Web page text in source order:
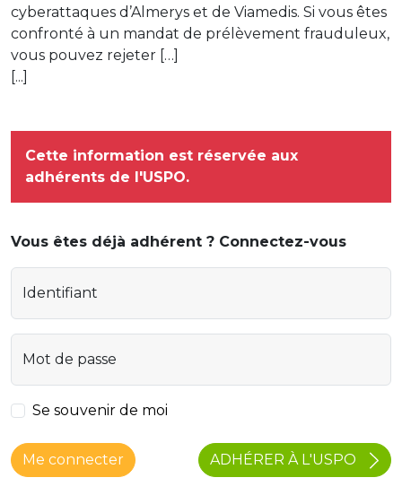
cyberattaques d’Almerys et de Viamedis. Si vous êtes
confronté à un mandat de prélèvement frauduleux,
vous pouvez rejeter […]
[...]
Cette information est réservée aux
adhérents de l'USPO.
Vous êtes déjà adhérent ? Connectez-vous
Identifiant
Mot de passe
Se souvenir de moi
Me connecter ADHÉRER À L'USPO